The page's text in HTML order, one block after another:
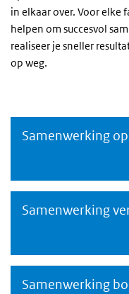
in elkaar over. Voor elke
helpen om succesvol
realiseer je sneller
op weg.
Samenwerking
Samenwerking
Samenwerking
Samenwerking
Samenwerking borgen
Samenwerking